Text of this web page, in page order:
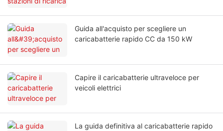
Guida all'acquisto per scegliere un
caricabatterie rapido CC da 150 kW
Capire il caricabatterie ultraveloce per
veicoli elettrici
La guida definitiva al caricabatterie rapido